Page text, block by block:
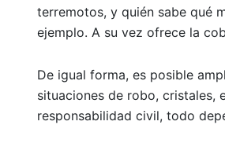
terremotos, y quién sabe qué
ejemplo. A su vez ofrece la
De igual forma, es posible
situaciones de robo, cristales,
responsabilidad civil, todo